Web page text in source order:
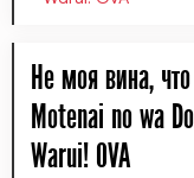
Не моя вина,
Motenai no wa
Warui! OVA